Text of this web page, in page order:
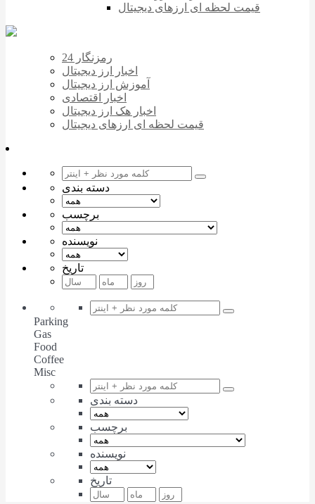
قیمت لحظه ای ارزهای دیجیتال
رمزنگار 24
اخبار ارز دیجیتال
آموزش ارز دیجیتال
اخبار اقتصادی
اخبار هک ارز دیجیتال
قیمت لحظه ای ارزهای دیجیتال
دسته بندی
برچسب
نویسنده
تاریخ
Parking
Gas
Food
Coffee
Misc
دسته بندی
برچسب
نویسنده
تاریخ